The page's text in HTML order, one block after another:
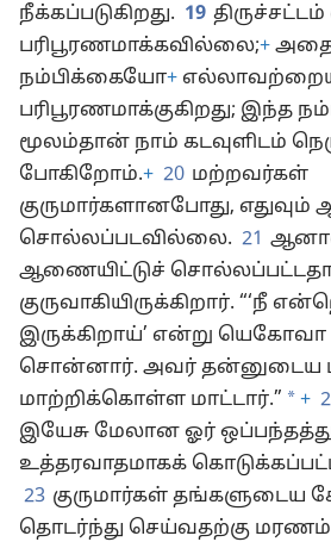
நீக்கப்படுகிறது. 19
பரிபூரணமாக்கவில்லை;+
நம்பிக்கையோ+
பரிபூரணமாக்குகிறது; இந்த
மூலம்தான் நாம் கடவுளிடம்
போகிறோம்.+ 20 மற்றவர்கள்
குருமார்களானபோது,
சொல்லப்படவில்லை. 21
ஆணையிட்டுச்
குருவாகியிருக்கிறார். “‘நீ
இருக்கிறாய்’ என்று யெகோவா
சொன்னார். அவர்
மாற்றிக்கொள்ள மாட்டார்.” * +
இயேசு மேலான ஓர்
உத்தரவாதமாகக்
23 குருமார்கள் தங்களுடைய
தொடர்ந்து செய்வதற்கு